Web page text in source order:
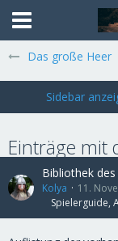
Das große Heer
Einträge mit
Bibliothek
Kolya 11.
Spielerguide,